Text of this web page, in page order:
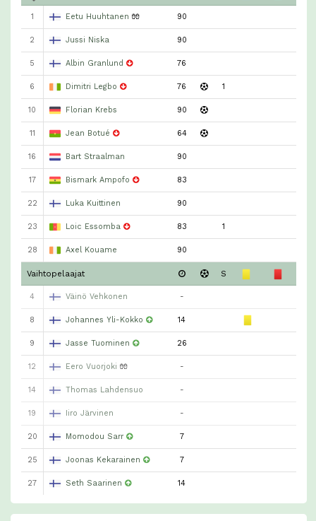
1 Eetu Huuhtanen 🧤 90
2 Jussi Niska 90
5 Albin Granlund 76
6 Dimitri Legbo 76 1
10 Florian Krebs 90
11 Jean Botué 64
16 Bart Straalman 90
17 Bismark Ampofo 83
22 Luka Kuittinen 90
23 Loic Essomba 83 1
28 Axel Kouame 90
Vaihtopelaajat S
4 Väinö Vehkonen -
8 Johannes Yli-Kokko 14
9 Jasse Tuominen 26
12 Eero Vuorjoki 🧤 -
14 Thomas Lahdensuo -
19 Iiro Järvinen -
20 Momodou Sarr 7
25 Joonas Kekarainen 7
27 Seth Saarinen 14